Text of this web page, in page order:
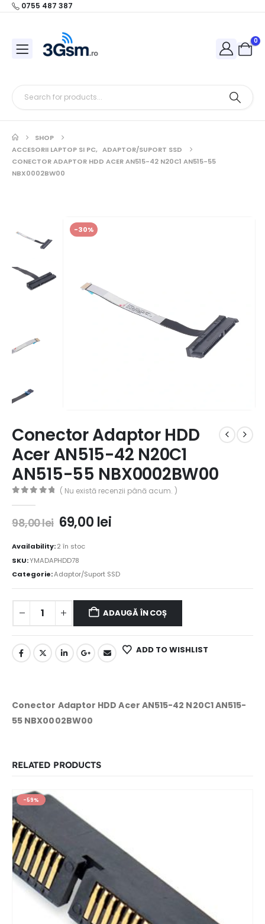
0755 487 387
0
SHOP
ACCESORII LAPTOP SI PC, ADAPTOR/SUPORT SSD
CONECTOR ADAPTOR HDD ACER AN515-42 N20C1 AN515-55
NBX0002BW00
-30%
Conector Adaptor HDD
Acer AN515-42 N20C1
AN515-55 NBX0002BW00
( Nu există recenzii până acum. )
98,00lei 69,00 lei
Availability:2 în stoc
SKU:YMADAPHDD78
Categorie:Adaptor/Suport SSD
ADAUGĂ ÎN COȘ
ADD TO WISHLIST
Conector Adaptor HDD Acer AN515-42 N20C1 AN515-
55 NBX0002BW00
RELATED PRODUCTS
-59%